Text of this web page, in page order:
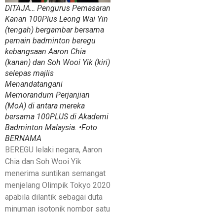
DITAJA… Pengurus Pemasaran
Kanan 100Plus Leong Wai Yin
(tengah) bergambar bersama
pemain badminton beregu
kebangsaan Aaron Chia
(kanan) dan Soh Wooi Yik (kiri)
selepas majlis
Menandatangani
Memorandum Perjanjian
(MoA) di antara mereka
bersama 100PLUS di Akademi
Badminton Malaysia. •Foto
BERNAMA
BEREGU lelaki negara, Aaron
Chia dan Soh Wooi Yik
menerima suntikan semangat
menjelang Olimpik Tokyo 2020
apabila dilantik sebagai duta
minuman isotonik nombor satu